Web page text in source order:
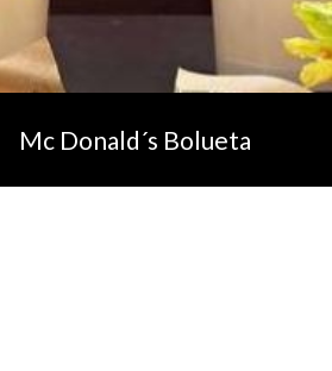
Mc Donald´s Bolueta